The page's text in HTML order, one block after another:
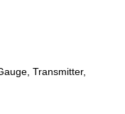
Transmitter,